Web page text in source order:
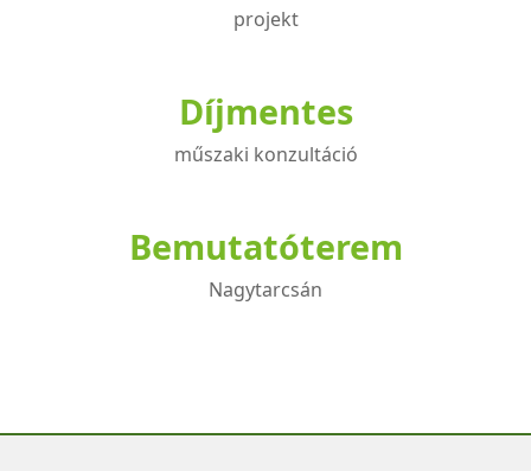
projekt
Díjmentes
műszaki konzultáció
Bemutatóterem
Nagytarcsán